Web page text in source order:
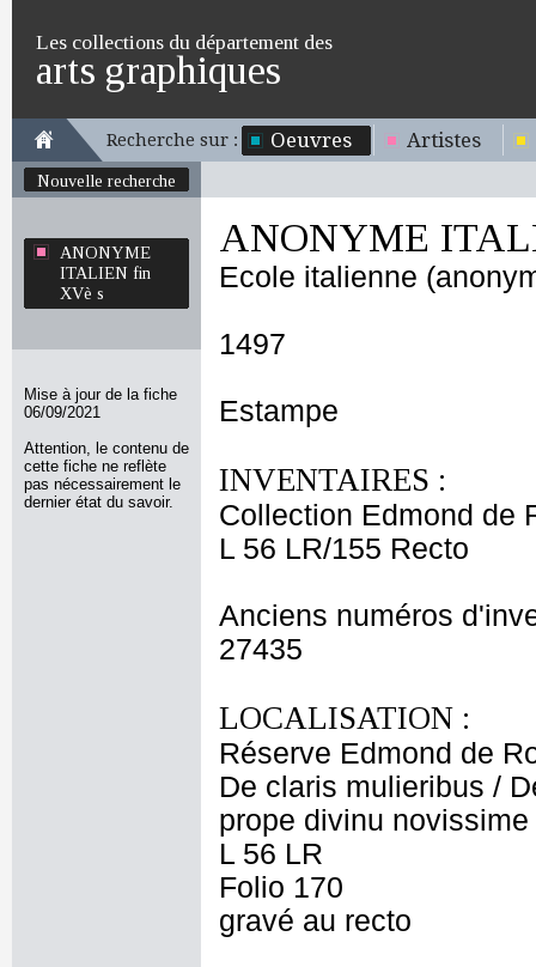
Les collections du département des
arts graphiques
Recherche sur : Oeuvres Artistes
Nouvelle recherche
ANONYME
ITALIEN fin
XVè s
Mise à jour de la fiche
06/09/2021
Attention, le contenu de
cette fiche ne reflète
pas nécessairement le
dernier état du savoir.
ANONYME
Ecole italienne
1497
Estampe
INVENTAIRES :
Collection Edmond de
L 56 LR/155 Recto
Anciens numéros
27435
LOCALISATION :
Réserve Edmond de
De claris mulieribus /
prope divinu
L 56 LR
Folio 170
gravé au recto